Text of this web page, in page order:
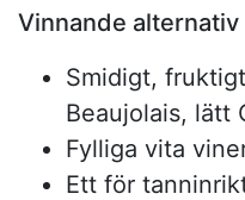
Vinnande alternativ
Smidigt,
Beaujolais, lätt
Fylliga vita
Ett för